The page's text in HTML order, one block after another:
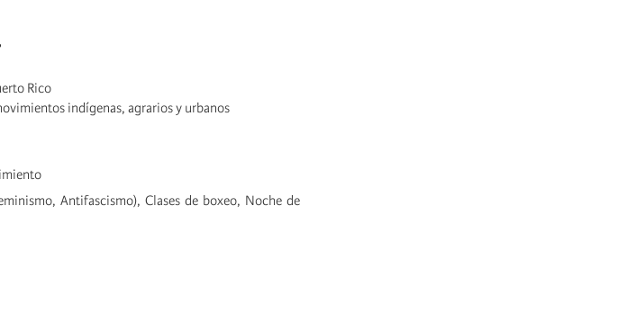
Rico
indígenas, agrarios y urbanos
Antifascismo), Clases de boxeo, Noche de